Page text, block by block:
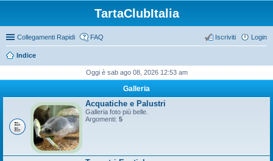
TartaClubItalia
Collegamenti Rapidi FAQ Login
Iscriviti
Indice
Oggi è sab ago 08, 2026 12:53 am
Galleria
Acquatiche e Palustri
Galleria foto più belle.
Argomenti: 5